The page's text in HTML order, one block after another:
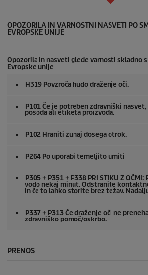
OPOZORILA IN VARNOSTNI NASVETI PO
EVROPSKE UNIJE
Opozorila in nasveti glede varnosti skladno
Evropske unije
H319 Povzroča hudo draženje oči.
P101 Če je potreben zdravniški
posoda ali etiketa proizvoda.
P102 Hraniti zunaj dosega otrok.
P264 Po uporabi temeljito umiti
P305 + P351 + P338 PRI STIKU Z
vodo nekaj minut. Odstranite
in če to lahko storite brez težav.
P337 + P313 Če draženje oči ne
zdravniško pomoč/oskrbo.
PRENOS